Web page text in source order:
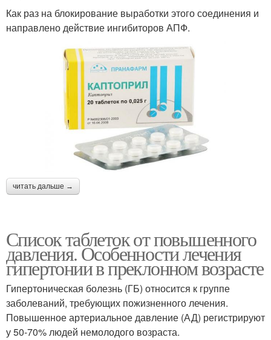
Как раз на блокирование выработки этого соединения и
направлено действие ингибиторов АПФ.
читать дальше →
Список таблеток от повышенного
давления. Особенности лечения
гипертонии в преклонном возрасте
Гипертоническая болезнь (ГБ) относится к группе
заболеваний, требующих пожизненного лечения.
Повышенное артериальное давление (АД) регистрируют
у 50-70% людей немолодого возраста.